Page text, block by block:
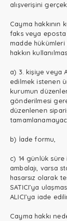
alışverişini
Cayma hakkının
faks veya eposta
madde hükümleri
hakkın
a) 3. kişiye veya
edilmek istenen
kurumun
gönderilmesi
düzenlenen
b) İade formu,
c) 14 günlük
ambalajı, varsa
hasarsız olarak
SATICI’ya
ALICI’ya iade
Cayma hakkı